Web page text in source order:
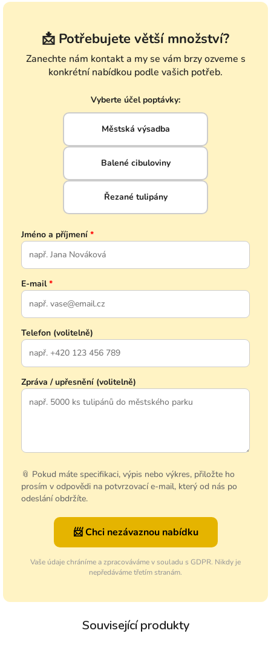
📩 Potřebujete větší množství?
Zanechte nám kontakt a my se vám brzy ozveme s
konkrétní nabídkou podle vašich potřeb.
Vyberte účel poptávky:
Městská výsadba
Balené cibuloviny
Řezané tulipány
Jméno a příjmení *
E-mail*
Telefon (volitelně)
Zpráva / upřesnění (volitelně)
📎 Pokud máte specifikaci, výpis nebo výkres, přiložte ho
prosím v odpovědi na potvrzovací e-mail, který od nás po
odeslání obdržíte.
📨 Chci nezávaznou nabídku
Vaše údaje chráníme a zpracováváme v souladu s GDPR. Nikdy je
nepředáváme třetím stranám.